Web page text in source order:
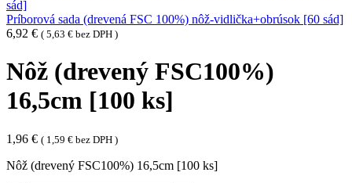
Príborová sada (drevená FSC 100%) nôž-vidlička+obrúsok [60 sád]
6,92 € ( 5,63 € bez DPH )
Nôž (drevený FSC100%)
16,5cm [100 ks]
1,96 € ( 1,59 € bez DPH )
Nôž (drevený FSC100%) 16,5cm [100 ks]